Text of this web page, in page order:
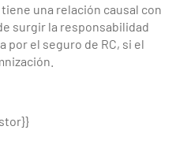
tiene una relación causal con
surgir la responsabilidad
por el seguro de RC, si el